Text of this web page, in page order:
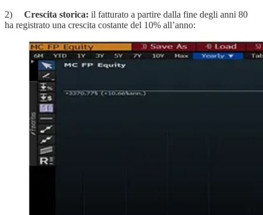
2)
Crescita storica: il fatturato a partire dalla fine degli anni 80
ha registrato una crescita costante del 10% all’anno: